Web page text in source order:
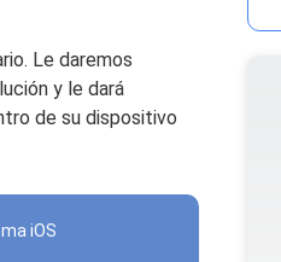
Le daremos
y le dará
de su dispositivo
iOS